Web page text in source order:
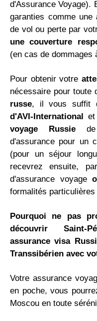
d'Assurance Voyage).
garanties comme une
de vol ou perte par
une couverture
(en cas de dommages
Pour obtenir votre
nécessaire pour toute
russe, il vous suffit
d'AVI-International
voyage Russie
d'assurance pour un
(pour un séjour
recevrez ensuite,
d'assurance voyage
formalités
Pourquoi ne pas
découvrir Saint-
assurance visa
Transsibérien avec
Votre assurance
en poche, vous
Moscou en toute